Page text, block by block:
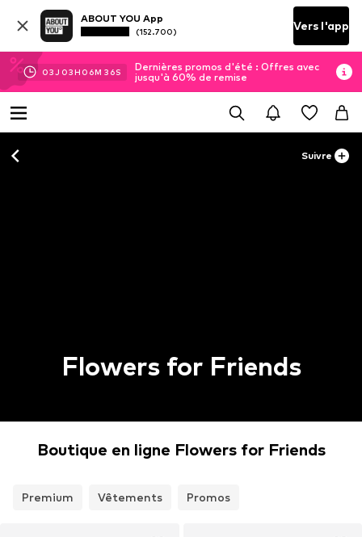
ABOUT YOU App
(152.700) Vers l'app
03J 03H 06M 36S
Dernières promos d'été : Offres avec
jusqu'à 60% de remise
Suivre
Flowers for Friends
Boutique en ligne Flowers for Friends
Premium Vêtements Promos